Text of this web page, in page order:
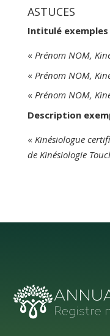
ASTUCES
Intitulé exemples
« Prénom NOM,
« Prénom NOM,
« Prénom NOM,
Description
« Kinésiologue
de Kinésiologie